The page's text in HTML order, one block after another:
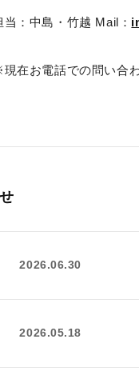
当：中島・竹越 Mail：
在お電話での問い合
2026.06.30
2026.05.18